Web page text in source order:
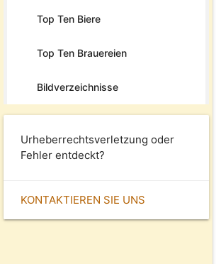
Top Ten Biere
Top Ten Brauereien
Bildverzeichnisse
Urheberrechtsverletzung oder
Fehler entdeckt?
KONTAKTIEREN SIE UNS